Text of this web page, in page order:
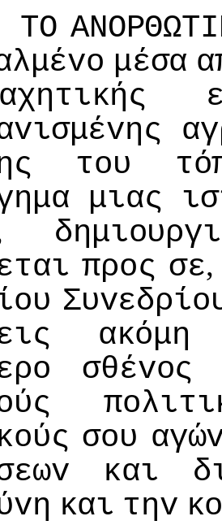
ΤΟ
μέσα
τoυ
μιας
πρoς σε
ακόμη
σθέvoς
σoυ
και
και τηv